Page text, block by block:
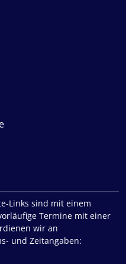
Links sind mit einem
Termine mit einer
wir an
und Zeitangaben: